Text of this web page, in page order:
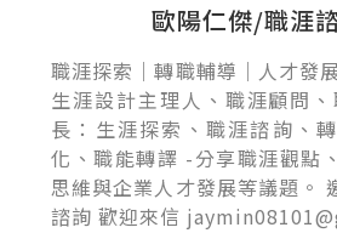
歐陽仁傑/職涯
職涯探索｜轉職輔導｜人才發
生涯設計主理人、職涯顧問
長：生涯探索、職涯諮詢、
化、職能轉譯 -分享職涯觀點
思維與企業人才發展等議題。
諮詢 歡迎來信